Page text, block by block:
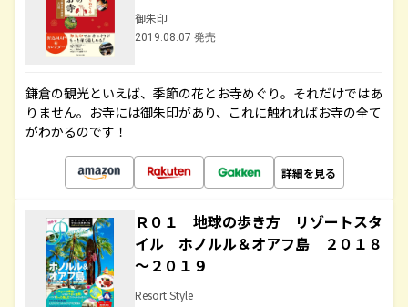
御朱印
2019.08.07 発売
鎌倉の観光といえば、季節の花とお寺めぐり。それだけではあ
りません。お寺には御朱印があり、これに触れればお寺の全て
がわかるのです！
詳細を見る
Ｒ０１ 地球の歩き方 リゾートスタ
イル ホノルル＆オアフ島 ２０１８
～２０１９
Resort Style